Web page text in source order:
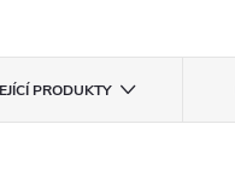
PRODUKTY